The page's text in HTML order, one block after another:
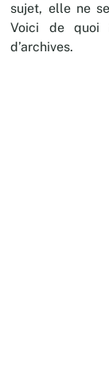
sujet, elle ne
Voici de quoi
d’archives.